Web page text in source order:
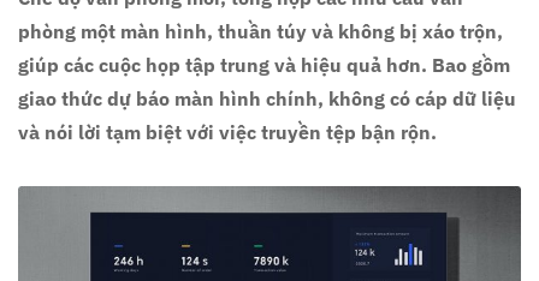
phòng một màn hình, thuần túy và không bị xáo trộn,
giúp các cuộc họp tập trung và hiệu quả hơn. Bao gồm
giao thức dự báo màn hình chính, không có cáp dữ liệu
và nói lời tạm biệt với việc truyền tệp bận rộn.